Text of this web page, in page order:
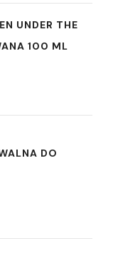
UNDER THE
100 ML
DO